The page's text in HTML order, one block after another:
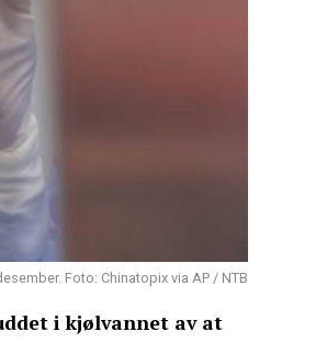
Foto: Chinatopix via AP / NTB
i kjølvannet av at